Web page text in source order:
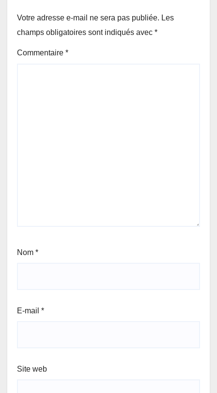
Votre adresse e-mail ne sera pas publiée. Les
champs obligatoires sont indiqués avec *
Commentaire *
Nom *
E-mail *
Site web